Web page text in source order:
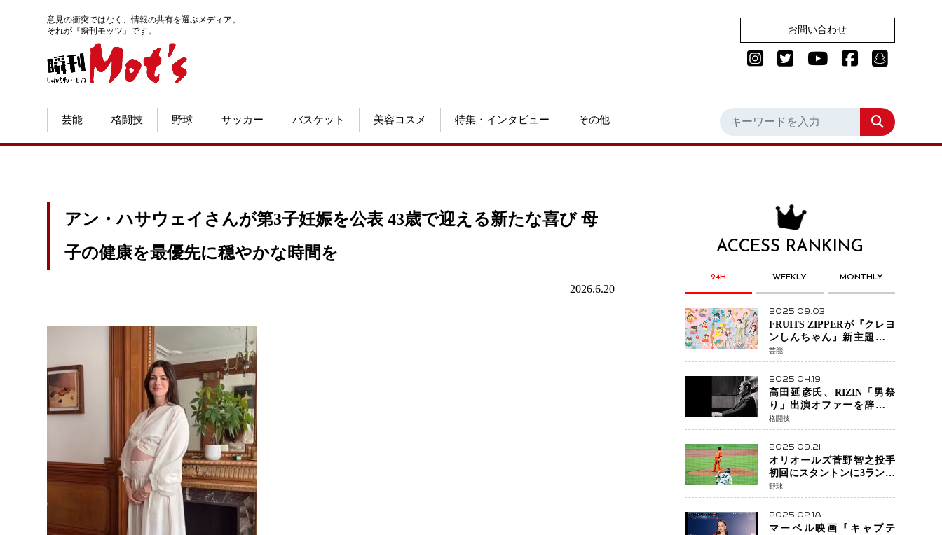
意見の衝突ではなく、情報の共有を選ぶメディア。
それが『瞬刊モッツ』です。
お問い合わせ
芸能 格闘技 野球 サッカー バスケット 美容コスメ 特集・インタビュー その他
アン・ハサウェイさんが第3子妊娠を公表 43歳で迎える新たな喜び 母
子の健康を最優先に穏やかな時間を
2026.6.20
ACCESS RANKING
24H WEEKLY MONTHLY
2025.09.03
FRUITS ZIPPERが『クレヨ
ンしんちゃん』新主題歌を
担当
芸能
2025.04.19
高田延彦氏、RIZIN「男祭
り」出演オファーを辞退
統括本部長時代の役目「す
でに終えています」と明言
格闘技
2025.09.21
オリオールズ菅野智之投手
初回にスタントンに3ラン被
弾 3回6安打4失点で降板
野球
2025.02.18
マーベル映画『キャプテ